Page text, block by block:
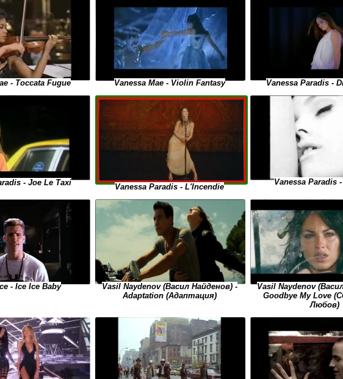
- Toccata Fugue Vanessa Mae - Violin Fantasy Vanessa Paradis -
- Joe Le Taxi Vanessa Paradis - L'Incendie
Vanessa Paradis
- Ice Ice Baby
Vasil Naydenov (Васил Найденов) -
Adaptation (Адаптация)
Vasil Naydenov
Goodbye My Love
Любов)